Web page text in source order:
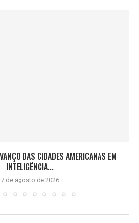
DAS CIDADES AMERICANAS EM
INTELIGÊNCIA...
7 de agosto de 2026